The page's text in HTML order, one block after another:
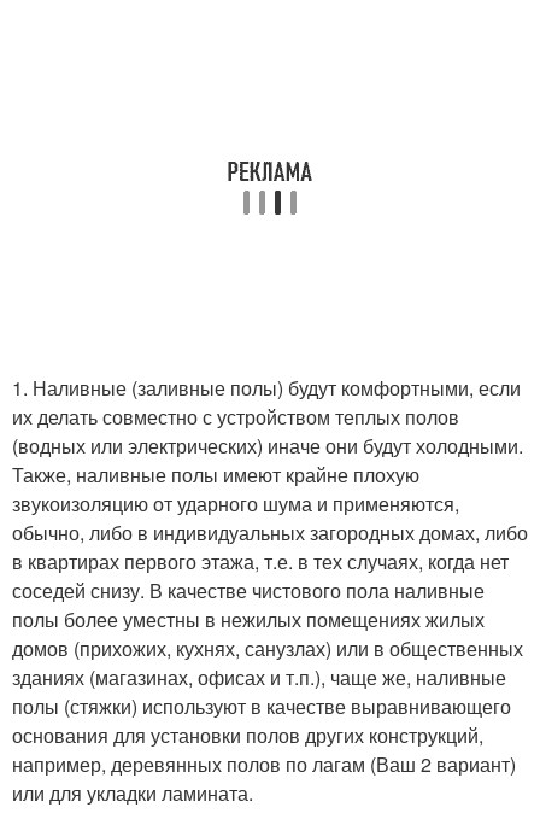
1. Наливные (заливные полы) будут комфортными, если
их делать совместно с устройством теплых полов
(водных или электрических) иначе они будут холодными.
Также, наливные полы имеют крайне плохую
звукоизоляцию от ударного шума и применяются,
обычно, либо в индивидуальных загородных домах, либо
в квартирах первого этажа, т.е. в тех случаях, когда нет
соседей снизу. В качестве чистового пола наливные
полы более уместны в нежилых помещениях жилых
домов (прихожих, кухнях, санузлах) или в общественных
зданиях (магазинах, офисах и т.п.), чаще же, наливные
полы (стяжки) используют в качестве выравнивающего
основания для установки полов других конструкций,
например, деревянных полов по лагам (Ваш 2 вариант)
или для укладки ламината.